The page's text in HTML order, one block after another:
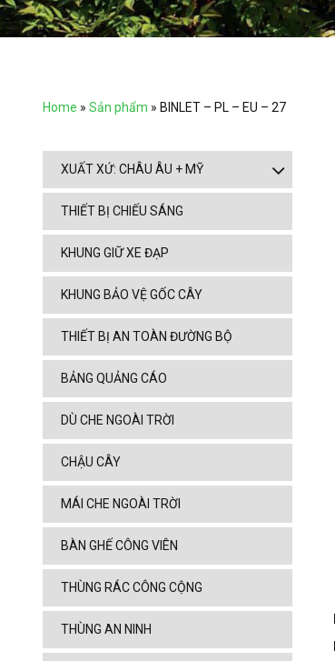
Home » Sản phẩm » BINLET – PL – EU – 27
XUẤT XỨ: CHÂU ÂU + MỸ
THIẾT BỊ CHIẾU SÁNG
KHUNG GIỮ XE ĐẠP
KHUNG BẢO VỆ GỐC CÂY
THIẾT BỊ AN TOÀN ĐƯỜNG BỘ
BẢNG QUẢNG CÁO
DÙ CHE NGOÀI TRỜI
CHẬU CÂY
MÁI CHE NGOÀI TRỜI
BÀN GHẾ CÔNG VIÊN
THÙNG RÁC CÔNG CỘNG
THÙNG AN NINH